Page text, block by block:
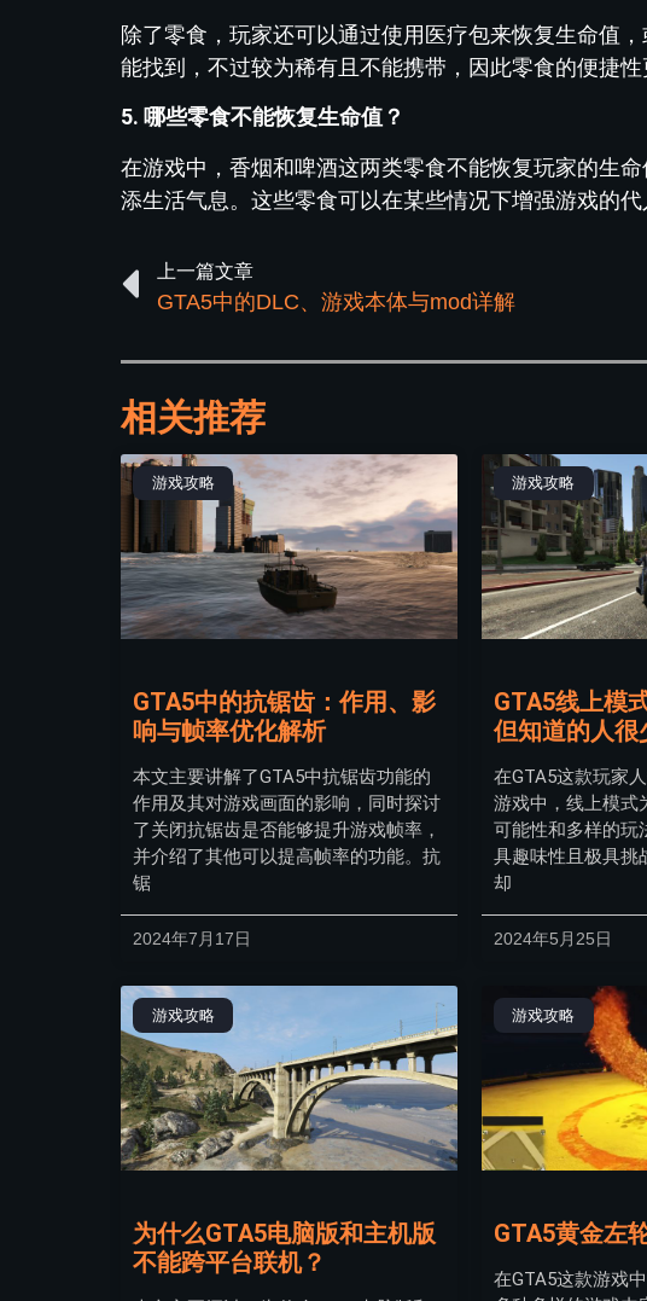
除了零食，玩家还可以通过使用医疗包来恢复生命值
能找到，不过较为稀有且不能携带，因此零食的便捷性
5. 哪些零食不能恢复生命值？
在游戏中，香烟和啤酒这两类零食不能恢复玩家的生
添生活气息。这些零食可以在某些情况下增强游戏的代
上一篇文章
GTA5中的DLC、游戏本体与mod详解
相关推荐
游戏攻略
GTA5中的抗锯齿：作用、影
响与帧率优化解析
本文主要讲解了GTA5中抗锯齿功能的
作用及其对游戏画面的影响，同时探讨
了关闭抗锯齿是否能够提升游戏帧率，
并介绍了其他可以提高帧率的功能。抗
锯
2024年7月17日
游戏攻略
GTA5线上模
但知道的人很
在GTA5这款玩家
游戏中，线上模式
可能性和多样的玩
具趣味性且极具挑
却
2024年5月25日
游戏攻略
为什么GTA5电脑版和主机版
不能跨平台联机？
游戏攻略
GTA5黄金左
在GTA5这款游戏